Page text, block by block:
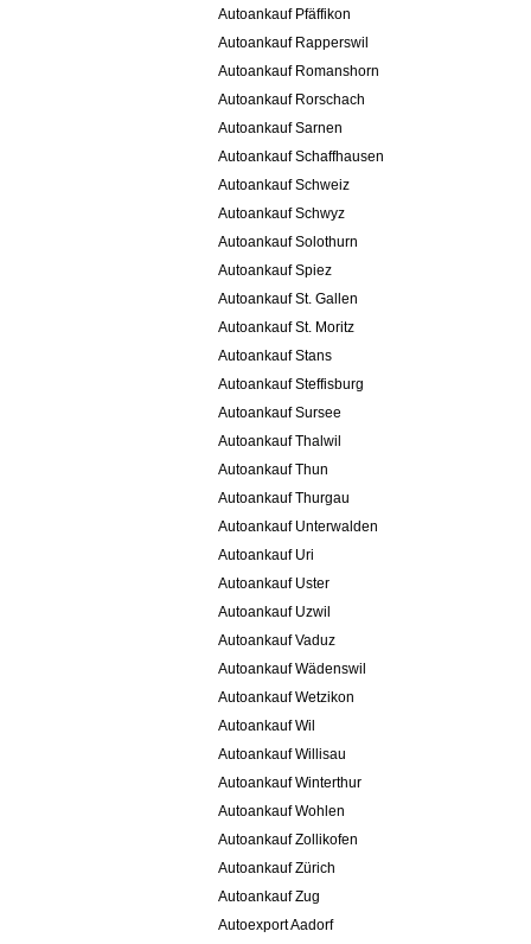
Autoankauf Pfäffikon
Autoankauf Rapperswil
Autoankauf Romanshorn
Autoankauf Rorschach
Autoankauf Sarnen
Autoankauf Schaffhausen
Autoankauf Schweiz
Autoankauf Schwyz
Autoankauf Solothurn
Autoankauf Spiez
Autoankauf St. Gallen
Autoankauf St. Moritz
Autoankauf Stans
Autoankauf Steffisburg
Autoankauf Sursee
Autoankauf Thalwil
Autoankauf Thun
Autoankauf Thurgau
Autoankauf Unterwalden
Autoankauf Uri
Autoankauf Uster
Autoankauf Uzwil
Autoankauf Vaduz
Autoankauf Wädenswil
Autoankauf Wetzikon
Autoankauf Wil
Autoankauf Willisau
Autoankauf Winterthur
Autoankauf Wohlen
Autoankauf Zollikofen
Autoankauf Zürich
Autoankauf Zug
Autoexport Aadorf